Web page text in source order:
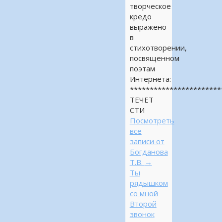
творческое
кредо
выражено
в
стихотворении,
посвященном
поэтам
Интернета:
ТЕЧЕТ
СТИ
Посмотреть
все
записи от
Богданова
Т.В. →
Ты
рядышком
со мной
Второй
звонок